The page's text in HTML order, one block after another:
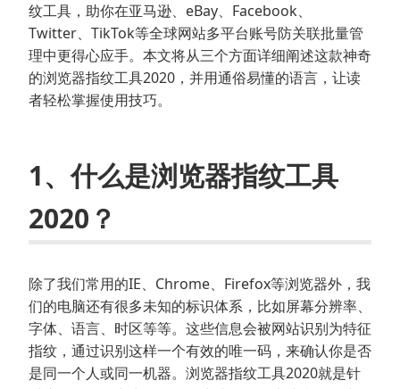
纹工具，助你在亚马逊、eBay、Facebook、
Twitter、TikTok等全球网站多平台账号防关联批量管
理中更得心应手。本文将从三个方面详细阐述这款神奇
的浏览器指纹工具2020，并用通俗易懂的语言，让读
者轻松掌握使用技巧。
1、什么是浏览器指纹工具
2020？
除了我们常用的IE、Chrome、Firefox等浏览器外，我
们的电脑还有很多未知的标识体系，比如屏幕分辨率、
字体、语言、时区等等。这些信息会被网站识别为特征
指纹，通过识别这样一个有效的唯一码，来确认你是否
是同一个人或同一机器。浏览器指纹工具2020就是针